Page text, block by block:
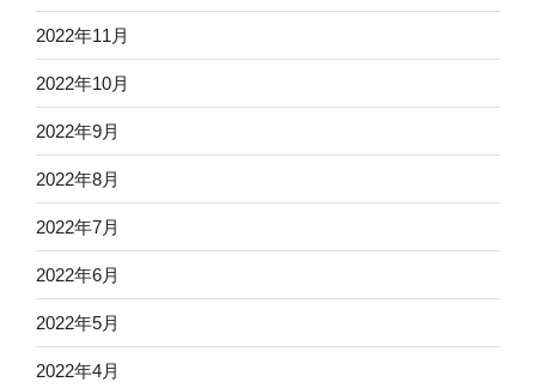
2022年11月
2022年10月
2022年9月
2022年8月
2022年7月
2022年6月
2022年5月
2022年4月